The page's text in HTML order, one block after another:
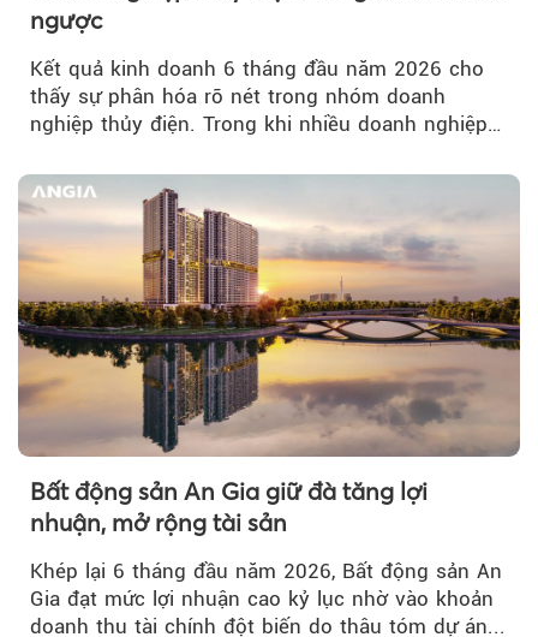
ngược
Kết quả kinh doanh 6 tháng đầu năm 2026 cho
thấy sự phân hóa rõ nét trong nhóm doanh
nghiệp thủy điện. Trong khi nhiều doanh nghiệp
Bất động sản An Gia giữ đà tăng lợi
nhuận, mở rộng tài sản
Khép lại 6 tháng đầu năm 2026, Bất động sản An
Gia đạt mức lợi nhuận cao kỷ lục nhờ vào khoản
doanh thu tài chính đột biến do thâu tóm dự án...